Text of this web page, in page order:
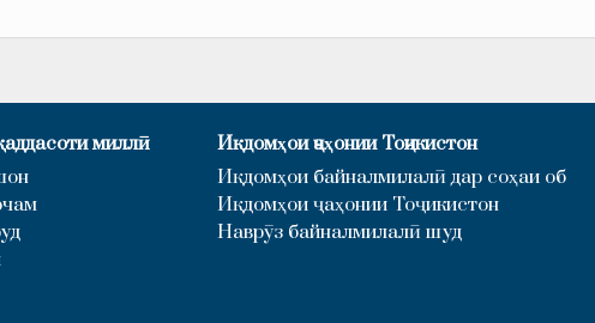
миллӣ
Иқдомҳои ҷаҳонии Тоҷикистон
Иқдомҳои байналмилалӣ дар соҳаи об
Иқдомҳои ҷаҳонии Тоҷикистон
Наврӯз байналмилалӣ шуд